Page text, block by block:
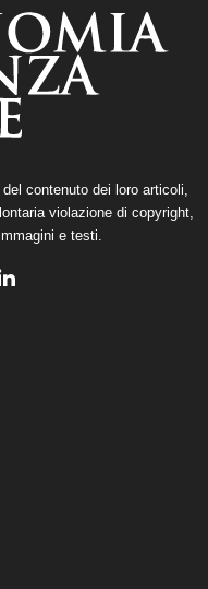
contenuto dei loro articoli,
violazione di copyright,
e testi.